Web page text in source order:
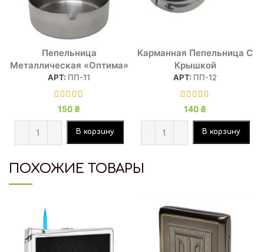
Пепельница
Металлическая «Оптима»
АРТ: ПП-11
150 ₴
В корзину
Карманная Пепельница С
Крышкой
АРТ: ПП-12
140 ₴
В корзину
ПОХОЖИЕ ТОВАРЫ